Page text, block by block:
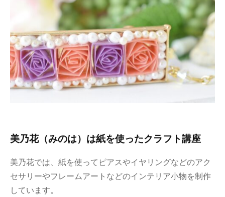
美乃花（みのは）は紙を使ったクラフト講座
美乃花では、紙を使ってピアスやイヤリングなどのアク
セサリーやフレームアートなどのインテリア小物を制作
しています。